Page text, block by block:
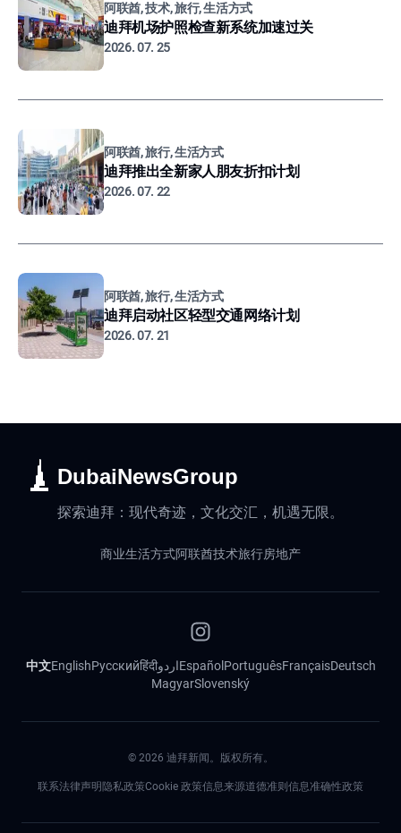
阿联酋, 技术, 旅行, 生活方式
迪拜机场护照检查新系统加速过关
2026. 07. 25
阿联酋, 旅行, 生活方式
迪拜推出全新家人朋友折扣计划
2026. 07. 22
阿联酋, 旅行, 生活方式
迪拜启动社区轻型交通网络计划
2026. 07. 21
DubaiNewsGroup
探索迪拜：现代奇迹，文化交汇，机遇无限。
商业生活方式阿联酋技术旅行房地产
中文EnglishРусскийहिंदीاردوEspañol PortuguêsFrançaisDeutsch
MagyarSlovenský
© 2026 迪拜新闻。版权所有。
联系法律声明 隐私政策Cookie 政策信息来源道德准则 信息准确性政策